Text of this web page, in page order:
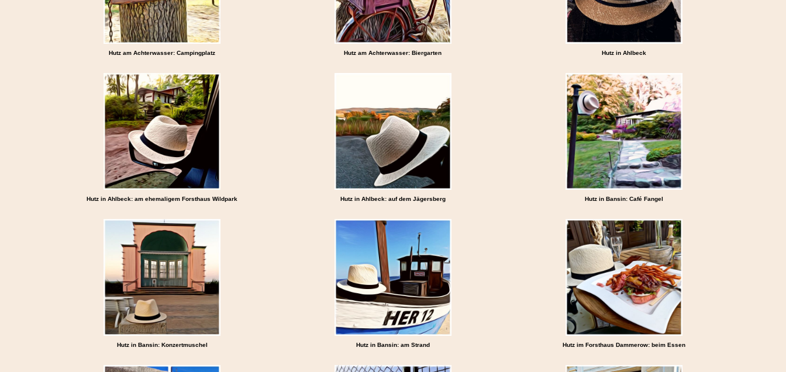
Hutz am Achterwasser: Campingplatz Hutz am Achterwasser: Biergarten Hutz in Ahlbeck
Hutz in Ahlbeck: am ehemaligem Forsthaus Wildpark Hutz in Ahlbeck: auf dem Jägersberg Hutz in Bansin: Café Fangel
Hutz in Bansin: Konzertmuschel Hutz in Bansin: am Strand Hutz im Forsthaus Dammerow: beim Essen